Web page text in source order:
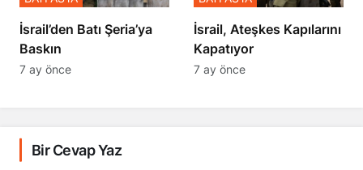
​​​​​​​İsrail’den Batı Şeria’ya
Baskın
7 ay önce
İsrail, Ateşkes Kapılarını
Kapatıyor
7 ay önce
Bir Cevap Yaz